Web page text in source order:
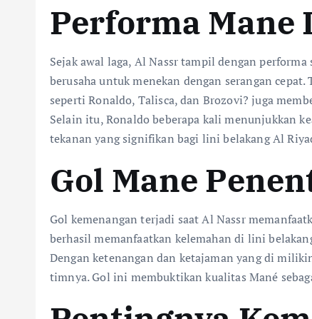
Performa Mane
Sejak awal laga, Al Nassr tampil dengan
berusaha untuk menekan dengan serangan
seperti Ronaldo, Talisca, dan Brozovi? juga
Selain itu, Ronaldo beberapa kali menunjukkan
tekanan yang signifikan bagi lini belakang Al
Gol Mane
Gol kemenangan terjadi saat Al Nassr
berhasil memanfaatkan kelemahan di lini
Dengan ketenangan dan ketajaman yang di
timnya. Gol ini membuktikan kualitas Mané